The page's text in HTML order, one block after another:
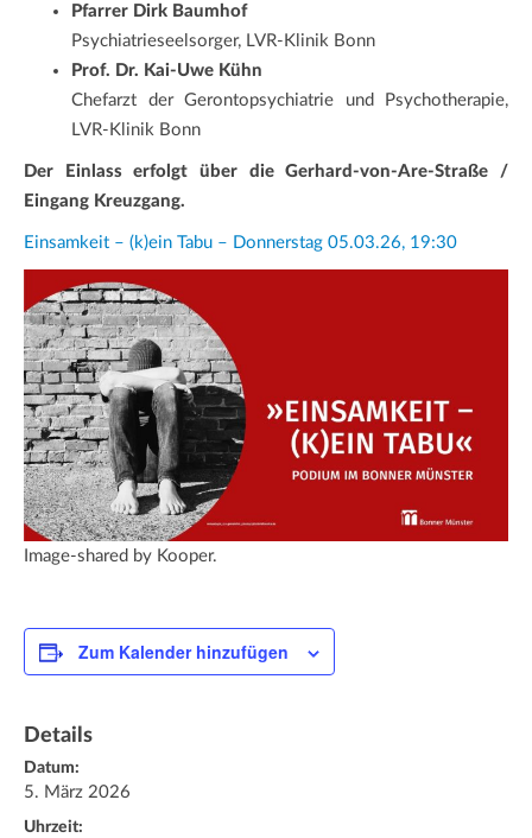
Pfarrer Dirk Baumhof
Psychiatrieseelsorger, LVR-Klinik Bonn
Prof. Dr. Kai-Uwe Kühn
Chefarzt der Gerontopsychiatrie und Psychotherapie,
LVR-Klinik Bonn
Der Einlass erfolgt über die Gerhard-von-Are-Straße /
Eingang Kreuzgang.
Einsamkeit – (k)ein Tabu – Donnerstag 05.03.26, 19:30
Image-shared by Kooper.
Zum Kalender hinzufügen
Details
Datum:
5. März 2026
Uhrzeit: